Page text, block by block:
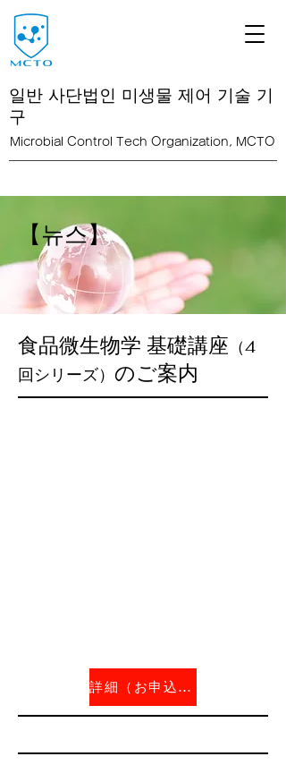
일반 사단법인 미생물 제어 기술 기
구
Microbial Control Tech Organization, MCTO
【뉴스】
食品微生物学 基礎講座 （4
回シリーズ） のご案内
詳細（お申込を締切ました）